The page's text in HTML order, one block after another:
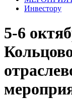
Инвестору
5-6